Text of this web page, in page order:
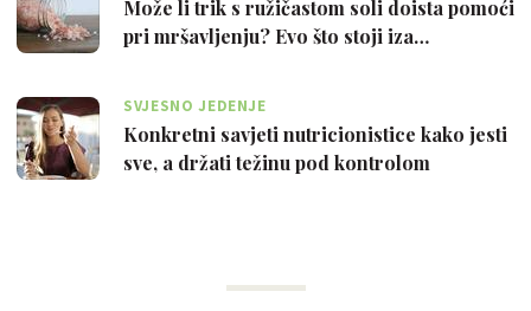
Može li trik s ružičastom soli doista pomoći
pri mršavljenju? Evo što stoji iza…
SVJESNO JEDENJE
Konkretni savjeti nutricionistice kako jesti
sve, a držati težinu pod kontrolom